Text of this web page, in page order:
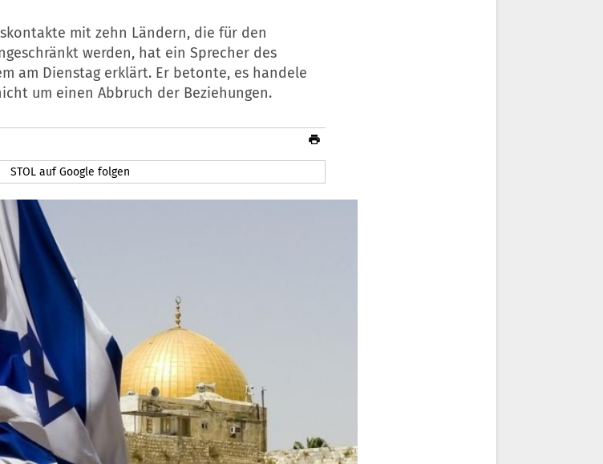
mit zehn Ländern, die für den
werden, hat ein Sprecher des
am Dienstag erklärt. Er betonte, es handele
um einen Abbruch der Beziehungen.
STOL auf Google folgen